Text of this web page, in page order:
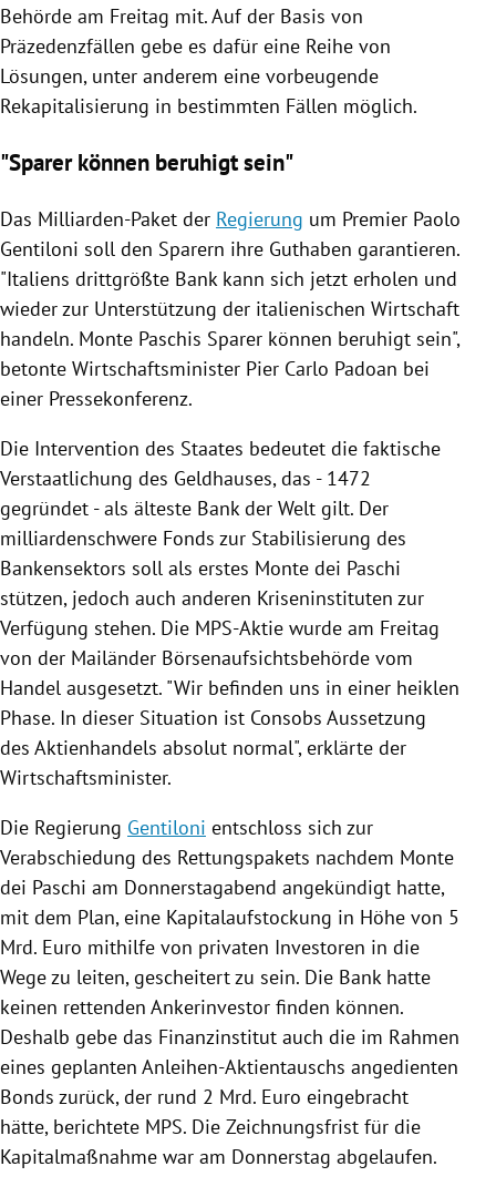
Behörde am Freitag mit. Auf der Basis von
Präzedenzfällen gebe es dafür eine Reihe von
Lösungen, unter anderem eine vorbeugende
Rekapitalisierung in bestimmten Fällen möglich.
"Sparer können beruhigt sein"
Das Milliarden-Paket der Regierung um Premier Paolo
Gentiloni soll den Sparern ihre Guthaben garantieren.
"Italiens drittgrößte Bank kann sich jetzt erholen und
wieder zur Unterstützung der italienischen Wirtschaft
handeln. Monte Paschis Sparer können beruhigt sein",
betonte Wirtschaftsminister Pier Carlo Padoan bei
einer Pressekonferenz.
Die Intervention des Staates bedeutet die faktische
Verstaatlichung des Geldhauses, das - 1472
gegründet - als älteste Bank der Welt gilt. Der
milliardenschwere Fonds zur Stabilisierung des
Bankensektors soll als erstes Monte dei Paschi
stützen, jedoch auch anderen Kriseninstituten zur
Verfügung stehen. Die MPS-Aktie wurde am Freitag
von der Mailänder Börsenaufsichtsbehörde vom
Handel ausgesetzt. "Wir befinden uns in einer heiklen
Phase. In dieser Situation ist Consobs Aussetzung
des Aktienhandels absolut normal", erklärte der
Wirtschaftsminister.
Die Regierung Gentiloni entschloss sich zur
Verabschiedung des Rettungspakets nachdem Monte
dei Paschi am Donnerstagabend angekündigt hatte,
mit dem Plan, eine Kapitalaufstockung in Höhe von 5
Mrd. Euro mithilfe von privaten Investoren in die
Wege zu leiten, gescheitert zu sein. Die Bank hatte
keinen rettenden Ankerinvestor finden können.
Deshalb gebe das Finanzinstitut auch die im Rahmen
eines geplanten Anleihen-Aktientauschs angedienten
Bonds zurück, der rund 2 Mrd. Euro eingebracht
hätte, berichtete MPS. Die Zeichnungsfrist für die
Kapitalmaßnahme war am Donnerstag abgelaufen.